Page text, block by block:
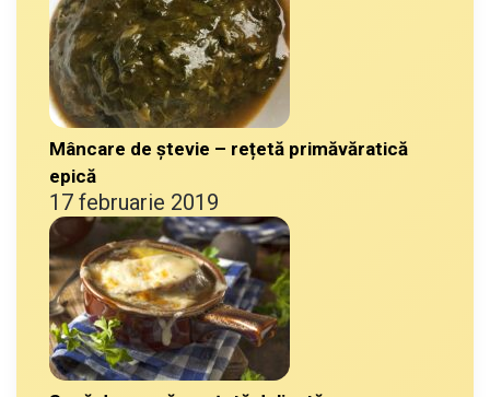
Mâncare de ștevie – rețetă primăvăratică
epică
17 februarie 2019